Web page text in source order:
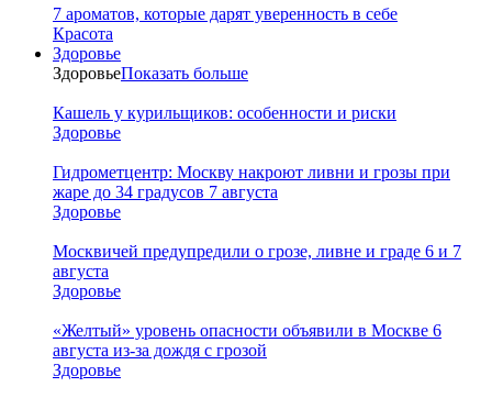
7 ароматов, которые дарят уверенность в себе
Красота
Здоровье
ЗдоровьеПоказать больше
Кашель у курильщиков: особенности и риски
Здоровье
Гидрометцентр: Москву накроют ливни и грозы при
жаре до 34 градусов 7 августа
Здоровье
Москвичей предупредили о грозе, ливне и граде 6 и 7
августа
Здоровье
«Желтый» уровень опасности объявили в Москве 6
августа из-за дождя с грозой
Здоровье